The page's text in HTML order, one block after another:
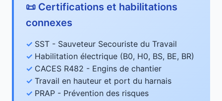
📜 Certifications et habilitations
connexes
SST - Sauveteur Secouriste du Travail
Habilitation électrique (B0, H0, BS, BE, BR)
CACES R482 - Engins de chantier
Travail en hauteur et port du harnais
PRAP - Prévention des risques